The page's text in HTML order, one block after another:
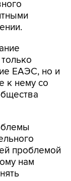
ЕАЭС, но и
к нему со
проблемой
нам